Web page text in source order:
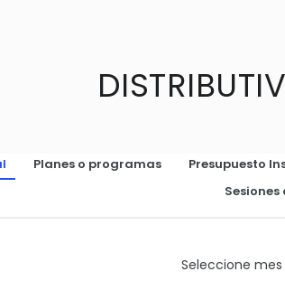
Planes o programas Presupuesto
Sesiones
Seleccione